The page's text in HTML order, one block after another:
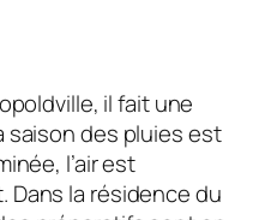
il fait une
saison des pluies est
l’air est
la résidence du